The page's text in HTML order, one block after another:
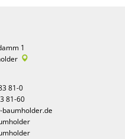
1
81-0
81-60
baumholder.de